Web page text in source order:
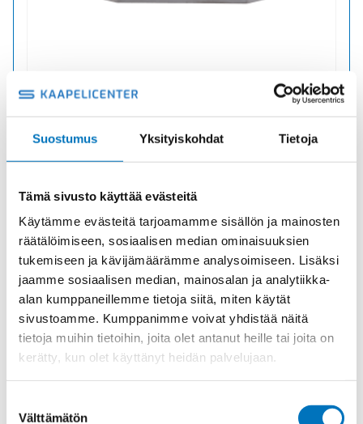
Suostumus Yksityiskohdat Tietoja
Tämä sivusto käyttää evästeitä
Käytämme evästeitä tarjoamamme sisällön ja mainosten
räätälöimiseen, sosiaalisen median ominaisuuksien
tukemiseen ja kävijämäärämme analysoimiseen. Lisäksi
jaamme sosiaalisen median, mainosalan ja analytiikka-
alan kumppaneillemme tietoja siitä, miten käytät
sivustoamme. Kumppanimme voivat yhdistää näitä
tietoja muihin tietoihin, joita olet antanut heille tai joita on
kerätty, kun olet käyttänyt heidän palvelujaan.
valinta
Välttämätön
GM-MS M25X1,5 VASTAMUTTERI
Tuotekoodi 1161250050
GM-
MS
M25X1,5
VASTAMUTTERI
määrä
Lisää ostoskoriin